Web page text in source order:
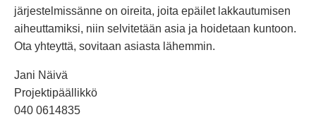
järjestelmissänne on oireita, joita epäilet lakkautumisen
aiheuttamiksi, niin selvitetään asia ja hoidetaan kuntoon.
Ota yhteyttä, sovitaan asiasta lähemmin.
Jani Näivä
Projektipäällikkö
040 0614835